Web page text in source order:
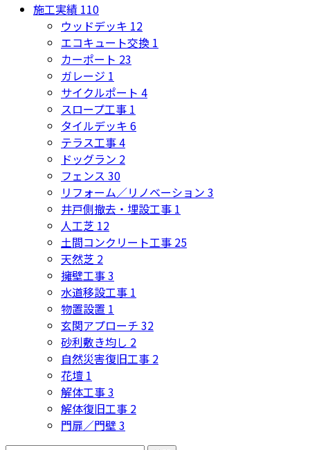
施工実績 110
ウッドデッキ 12
エコキュート交換 1
カーポート 23
ガレージ 1
サイクルポート 4
スロープ工事 1
タイルデッキ 6
テラス工事4
ドッグラン 2
フェンス 30
リフォーム／リノベーション 3
井戸側撤去・埋設工事 1
人工芝 12
土間コンクリート工事 25
天然芝 2
擁壁工事3
水道移設工事 1
物置設置 1
玄関アプローチ 32
砂利敷き均し 2
自然災害復旧工事 2
花壇 1
解体工事3
解体復旧工事 2
門扉／門壁3